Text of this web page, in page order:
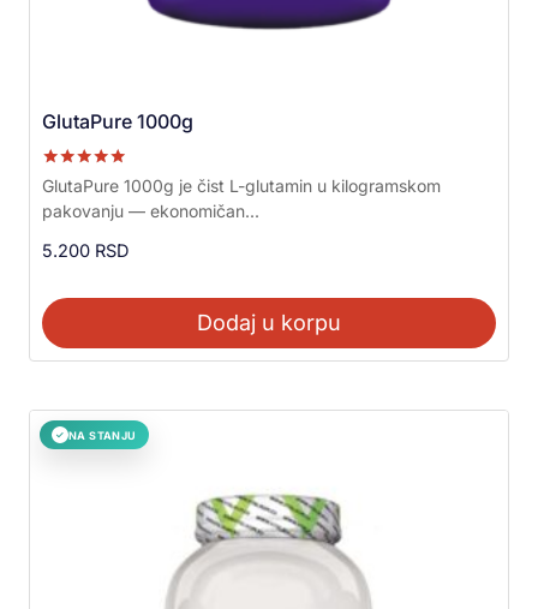
GlutaPure 1000g
Ocenjeno sa
5.00
od 5
GlutaPure 1000g je čist L-glutamin u kilogramskom
pakovanju — ekonomičan...
5.200 RSD
Dodaj u korpu
✓ NA STANJU